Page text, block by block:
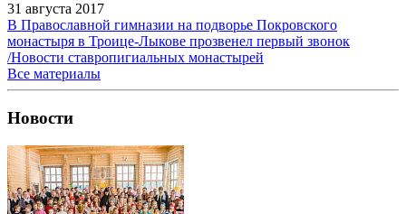
31 августа 2017
В Православной гимназии на подворье Покровского
монастыря в Троице-Лыкове прозвенел первый звонок
/Новости ставропигиальных монастырей
Все материалы
Новости